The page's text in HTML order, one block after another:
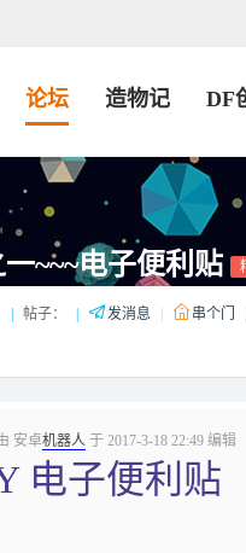
论坛 造物记 DF
~~~电子便利贴
帖子： 发消息 串个门
安卓机器人于 2017-3-18 22:49 编辑
电子便利贴